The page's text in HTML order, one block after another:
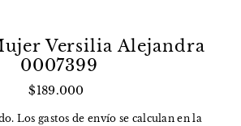
Versilia Alejandra
0007399
$189.000
Los gastos de envío se calculan en la